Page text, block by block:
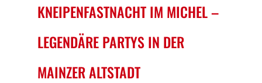
KNEIPENFASTNACHT IM MICHEL –
LEGENDÄRE PARTYS IN DER
MAINZER ALTSTADT